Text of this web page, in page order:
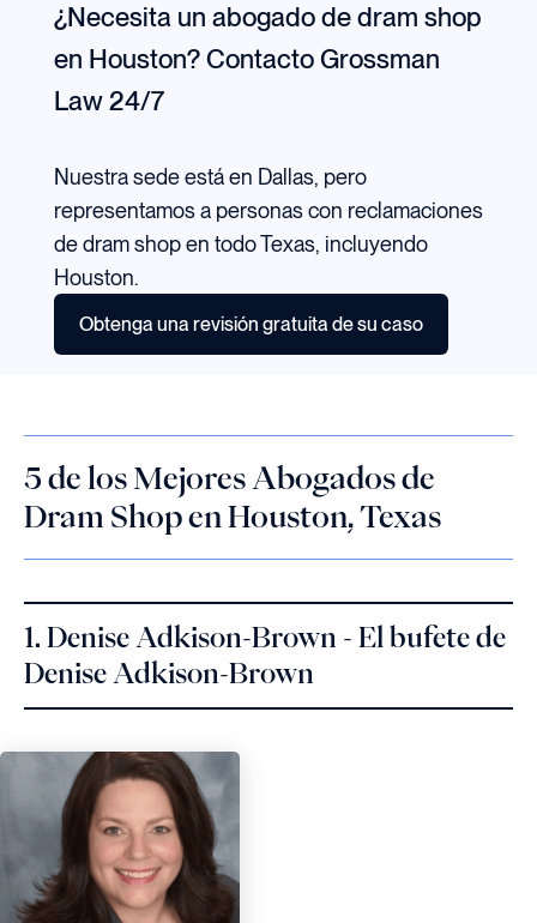
¿Necesita un abogado de dram shop
en Houston?Contacto Grossman
Law 24/7
Nuestra sede está en Dallas, pero
representamos a personas con reclamaciones
de dram shop en todo Texas, incluyendo
Houston.
Obtenga una revisión gratuita de su caso
5 de los Mejores Abogados de
Dram Shop en Houston, Texas
1. Denise Adkison-Brown - El bufete de
Denise Adkison-Brown